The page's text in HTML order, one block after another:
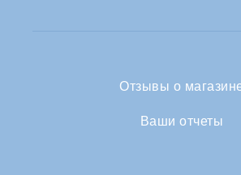
Отзывы о
Ваши отчеты